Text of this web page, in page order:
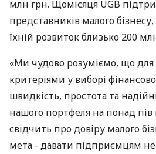
млн грн. Щомісяця UGB
представників малого
їхній розвиток близько 200
«Ми чудово розуміємо, що
критеріями у виборі
швидкість, простота та
нашого портфеля на понад пів
свідчить про довіру малого
мета - давати підприємцям